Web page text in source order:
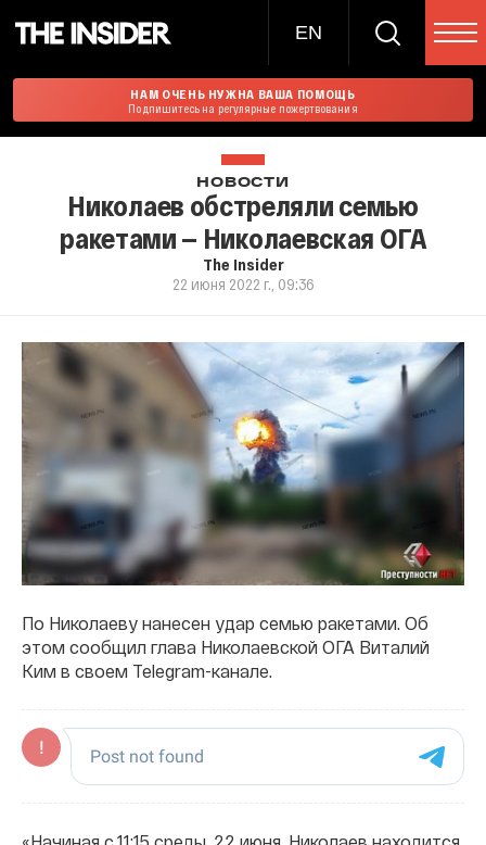
EN
НАМ ОЧЕНЬ НУЖНА ВАША ПОМОЩЬ
Подпишитесь на регулярные пожертвования
НОВОСТИ
Николаев обстреляли семью
ракетами — Николаевская ОГА
The Insider
22 июня 2022 г., 09:36
По Николаеву нанесен удар семью ракетами. Об
этом сообщил глава Николаевской ОГА Виталий
Ким в своем Telegram-канале.
«Начиная с 11:15 среды, 22 июня, Николаев находится